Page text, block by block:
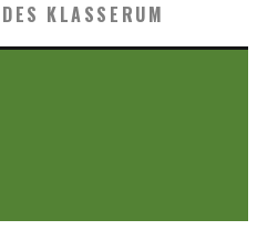
KLASSERUM